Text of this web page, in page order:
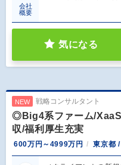
会社
概要
気になる
NEW 戦略コンサルタント
◎Big4系ファーム/
収/福利厚生充実
600万円～4999万円 東京都